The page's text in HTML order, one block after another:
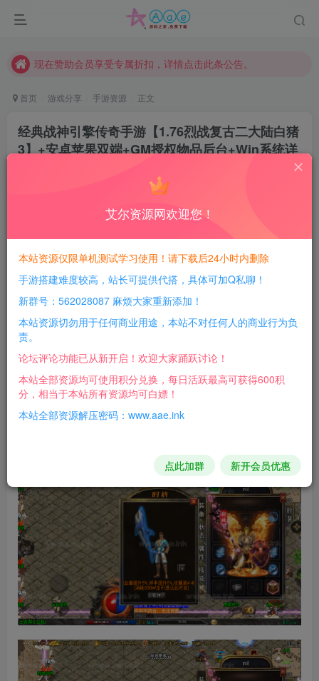
本站一律禁止以任何方式发布或转载任何违法的相关信息，访客发现请向站长举报
请勿相信任何评论区广告！以免上当受骗！
首页 游戏分享 手游资源 正文
经典战神引擎传奇手游【1.76烈战复古二大陆白猪
3】+安卓苹果双端+GM授权物品后台+Win系统详
每日活跃最高可获得600积分！所有资源可以使用
积分免费兑换！
游戏介绍：
D:\mud2.0\Mir200\Envir\AdminList.txt
在里面替换艾尔资源网成你的角色名字，注意！！前面
的 *和空格 不能删除，然后重启M2
艾尔资源网欢迎您！
本站资源仅限单机测试学习使用！请下载后24小时内删除
手游搭建难度较高，站长可提供代搭，具体可加Q私聊！
新群号：562028087 麻烦大家重新添加！
本站资源切勿用于任何商业用途，本站不对任何人的商业行为负
责。
论坛评论功能已从新开启！欢迎大家踊跃讨论！
本站全部资源均可使用积分兑换，每日活跃最高可获得600积
分，相当于本站所有资源均可白嫖！
本站全部资源解压密码：www.aae.ink
点此加群 新开会员优惠